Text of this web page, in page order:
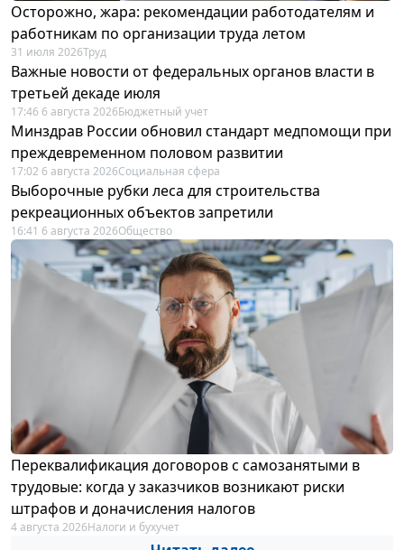
Осторожно, жара: рекомендации работодателям и
работникам по организации труда летом
31 июля 2026Труд
Важные новости от федеральных органов власти в
третьей декаде июля
17:46 6 августа 2026Бюджетный учет
Минздрав России обновил стандарт медпомощи при
преждевременном половом развитии
17:02 6 августа 2026Социальная сфера
Выборочные рубки леса для строительства
рекреационных объектов запретили
16:41 6 августа 2026Общество
Переквалификация договоров с самозанятыми в
трудовые: когда у заказчиков возникают риски
штрафов и доначисления налогов
4 августа 2026Налоги и бухучет